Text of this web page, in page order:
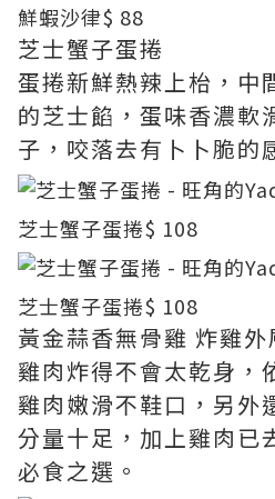
鮮蝦沙律$ 88
芝士蟹子蛋捲
蛋捲新鮮熱辣上枱，中
的芝士餡，蛋味香濃軟
子，咬落去有卜卜脆的
芝士蟹子蛋捲$ 108
芝士蟹子蛋捲$ 108
黃金蒜香無骨雞 炸雞外
雞肉炸得不會太乾身，
雞肉嫩滑不鞋口，另外
分量十足，加上雞肉已
必食之選。